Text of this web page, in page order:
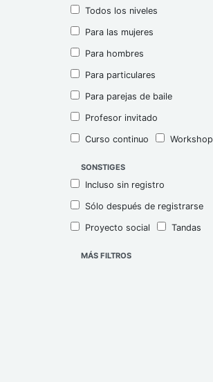
Todos los niveles
Para las mujeres
Para hombres
Para particulares
Para parejas de baile
Profesor invitado
Curso continuo Workshop
SONSTIGES
Incluso sin registro
Sólo después de registrarse
Proyecto social Tandas
MÁS FILTROS